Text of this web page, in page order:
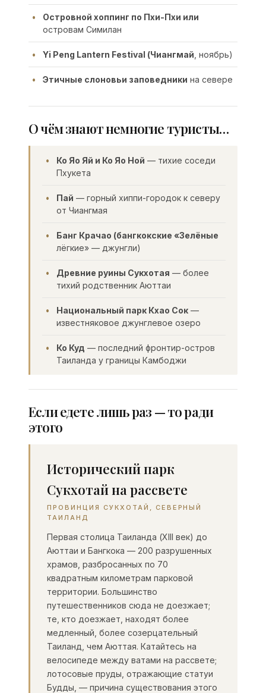
Островной хоппинг по Пхи-Пхи или
островам Симилан
Yi Peng Lantern Festival (Чиангмай , ноябрь)
Этичные слоновьи заповедники на севере
О чём знают немногие туристы…
Ко Яо Яй и Ко Яо Ной — тихие соседи
Пхукета
Пай — горный хиппи-городок к северу
от Чиангмая
Банг Крачао (бангкокские «Зелёные
лёгкие» — джунгли)
Древние руины Сукхотая — более
тихий родственник Аюттаи
Национальный парк Кхао Сок —
известняковое джунглевое озеро
Ко Куд — последний фронтир-остров
Таиланда у границы Камбоджи
Если едете лишь раз — то ради
этого
Исторический парк
Сукхотай на рассвете
ПРОВИНЦИЯ СУКХОТАЙ, СЕВЕРНЫЙ
ТАИЛАНД
Первая столица Таиланда (XIII век) до
Аюттаи и Бангкока — 200 разрушенных
храмов, разбросанных по 70
квадратным километрам парковой
территории. Большинство
путешественников сюда не доезжает;
те, кто доезжает, находят более
медленный, более созерцательный
Таиланд, чем Аюттая. Катайтесь на
велосипеде между ватами на рассвете;
лотосовые пруды, отражающие статуи
Будды, — причина существования этого